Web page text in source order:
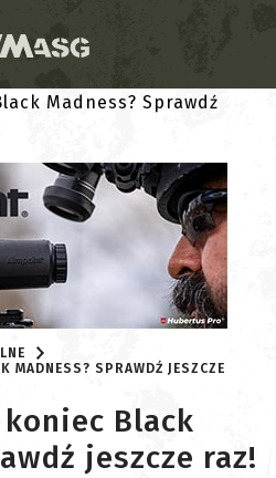
MADNESS? SPRAWDŹ JESZCZE
Black
jeszcze raz!